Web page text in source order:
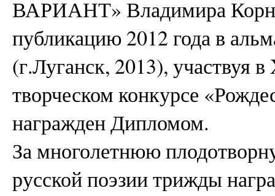
ВАРИАНТ» Владимира
публикацию 2012 года в
(г.Луганск, 2013),
творческом конкурсе
награжден Дипломом.
За многолетнюю
русской поэзии трижды